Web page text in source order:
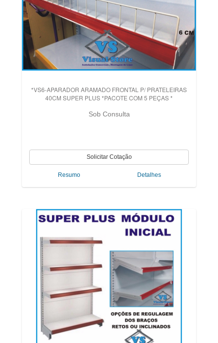
*VS6-APARADOR ARAMADO FRONTAL P/ PRATELEIRAS
40CM SUPER PLUS *PACOTE COM 5 PEÇAS *
Sob Consulta
Resumo Detalhes